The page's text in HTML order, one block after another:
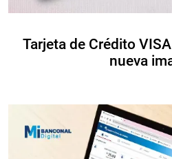
Tarjeta de Crédito
nueva